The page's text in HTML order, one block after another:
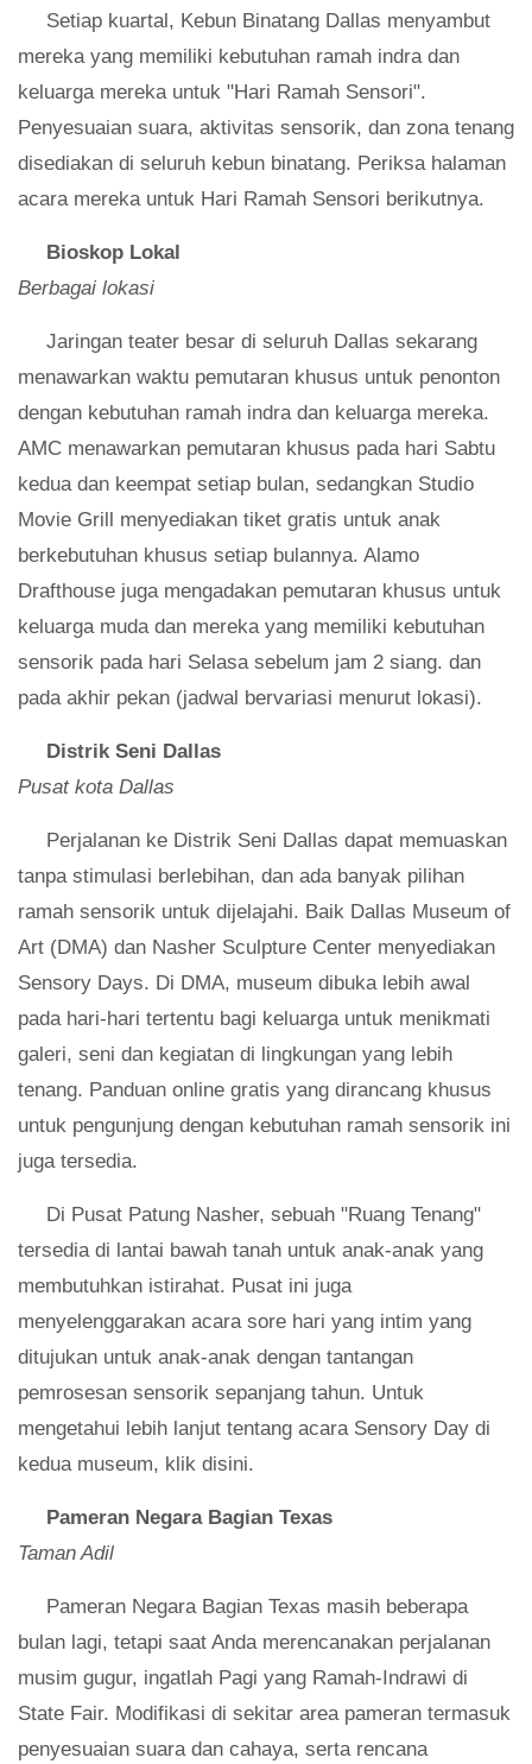
Setiap kuartal, Kebun Binatang Dallas menyambut
mereka yang memiliki kebutuhan ramah indra dan
keluarga mereka untuk "Hari Ramah Sensori".
Penyesuaian suara, aktivitas sensorik, dan zona tenang
disediakan di seluruh kebun binatang. Periksa halaman
acara mereka untuk Hari Ramah Sensori berikutnya.
Bioskop Lokal
Berbagai lokasi
Jaringan teater besar di seluruh Dallas sekarang
menawarkan waktu pemutaran khusus untuk penonton
dengan kebutuhan ramah indra dan keluarga mereka.
AMC menawarkan pemutaran khusus pada hari Sabtu
kedua dan keempat setiap bulan, sedangkan Studio
Movie Grill menyediakan tiket gratis untuk anak
berkebutuhan khusus setiap bulannya. Alamo
Drafthouse juga mengadakan pemutaran khusus untuk
keluarga muda dan mereka yang memiliki kebutuhan
sensorik pada hari Selasa sebelum jam 2 siang. dan
pada akhir pekan (jadwal bervariasi menurut lokasi).
Distrik Seni Dallas
Pusat kota Dallas
Perjalanan ke Distrik Seni Dallas dapat memuaskan
tanpa stimulasi berlebihan, dan ada banyak pilihan
ramah sensorik untuk dijelajahi. Baik Dallas Museum of
Art (DMA) dan Nasher Sculpture Center menyediakan
Sensory Days. Di DMA, museum dibuka lebih awal
pada hari-hari tertentu bagi keluarga untuk menikmati
galeri, seni dan kegiatan di lingkungan yang lebih
tenang. Panduan online gratis yang dirancang khusus
untuk pengunjung dengan kebutuhan ramah sensorik ini
juga tersedia.
Di Pusat Patung Nasher, sebuah "Ruang Tenang"
tersedia di lantai bawah tanah untuk anak-anak yang
membutuhkan istirahat. Pusat ini juga
menyelenggarakan acara sore hari yang intim yang
ditujukan untuk anak-anak dengan tantangan
pemrosesan sensorik sepanjang tahun. Untuk
mengetahui lebih lanjut tentang acara Sensory Day di
kedua museum, klik disini.
Pameran Negara Bagian Texas
Taman Adil
Pameran Negara Bagian Texas masih beberapa
bulan lagi, tetapi saat Anda merencanakan perjalanan
musim gugur, ingatlah Pagi yang Ramah-Indrawi di
State Fair. Modifikasi di sekitar area pameran termasuk
penyesuaian suara dan cahaya, serta rencana